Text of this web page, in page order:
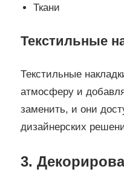
Ткани
Текстильные
Текстильные
атмосферу и
заменить, и они
дизайнерских
3.